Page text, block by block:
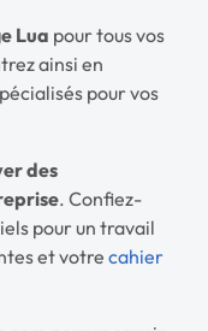
Lua pour tous vos
ainsi en
pour vos
des
. Confiez-
pour un travail
et votre cahier